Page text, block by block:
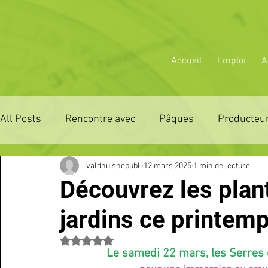
Accueil Emploi
All Posts Rencontre avec Pâques
ZONE DE DISTRIBUTION 28 ZONE DE
3 JOURS LA FERTE COMICE AGRICOLE POLE
Maison
Découvrez les
jardins ce
valdhuisnepubli 12 mars 2025 1 min de lecture
Noté NaN étoiles sur 5.
Le samedi 22 mars, les